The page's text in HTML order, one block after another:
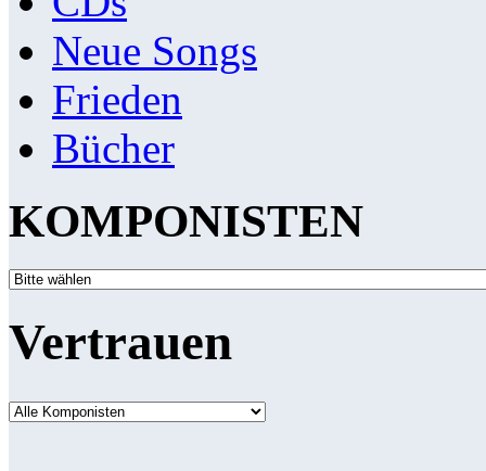
Neue Songs
Frieden
Bücher
KOMPONISTEN
Vertrauen